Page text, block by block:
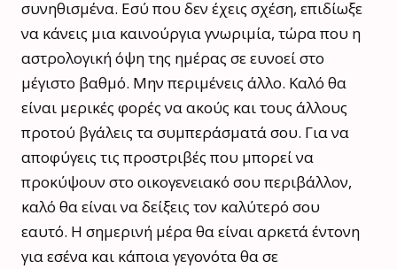
συνηθισμένα. Εσύ που δεν έχεις σχέση, επιδίωξε
να κάνεις μια καινούργια γνωριμία, τώρα που η
αστρολογική όψη της ημέρας σε ευνοεί στο
μέγιστο βαθμό. Μην περιμένεις άλλο. Καλό θα
είναι μερικές φορές να ακούς και τους άλλους
προτού βγάλεις τα συμπεράσματά σου. Για να
αποφύγεις τις προστριβές που μπορεί να
προκύψουν στο οικογενειακό σου περιβάλλον,
καλό θα είναι να δείξεις τον καλύτερό σου
εαυτό. Η σημερινή μέρα θα είναι αρκετά έντονη
για εσένα και κάποια γεγονότα θα σε